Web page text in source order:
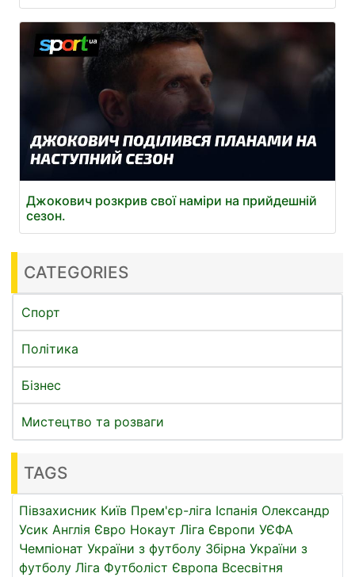
Джокович розкрив свої наміри на прийдешній
сезон.
CATEGORIES
Спорт
Політика
Бізнес
Мистецтво та розваги
TAGS
Півзахисник Київ Прем'єр-ліга Іспанія Олександр
Усик Англія Євро Нокаут Ліга Європи УЄФА
Чемпіонат України з футболу Збірна України з
футболу Ліга Футболіст Європа Всесвітня